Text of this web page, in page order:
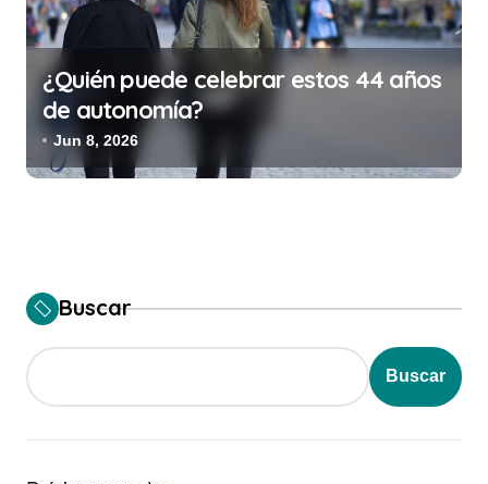
¿Quién puede celebrar estos 44 años
de autonomía?
Jun 8, 2026
Buscar
Buscar